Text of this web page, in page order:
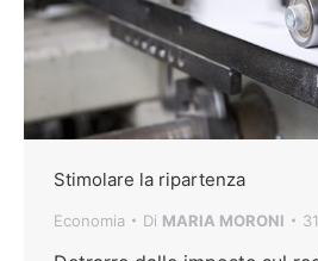
Stimolare la ripartenza
Economia Di MARIA MORONI